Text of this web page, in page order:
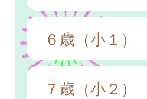
６歳（小１）
７歳（小２）